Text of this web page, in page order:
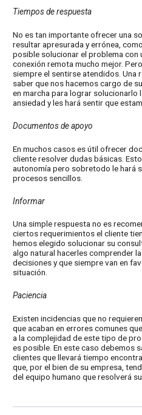
Tiempos de respuesta
No es tan importante ofrecer una
resultar apresurada y errónea,
posible solucionar el problema con
conexión remota mucho mejor.
siempre el sentirse atendidos. Una
saber que nos hacemos cargo de
en marcha para lograr solucionarlo
ansiedad y les hará sentir que
Documentos de apoyo
En muchos casos es útil ofrecer
cliente resolver dudas básicas.
autonomía pero sobretodo le hará
procesos sencillos.
Informar
Una simple respuesta no es
ciertos requerimientos el cliente
hemos elegido solucionar su
algo natural hacerles comprender
decisiones y que siempre van en
situación.
Paciencia
Existen incidencias que no
que acaban en errores comunes
a la complejidad de este tipo de
es posible. En este caso debemos
clientes que llevará tiempo
que, por el bien de su empresa,
del equipo humano que resolverá